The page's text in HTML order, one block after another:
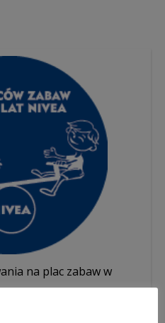
na plac zabaw w